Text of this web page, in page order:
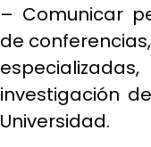
– Comunicar
de
investigación
Universidad.